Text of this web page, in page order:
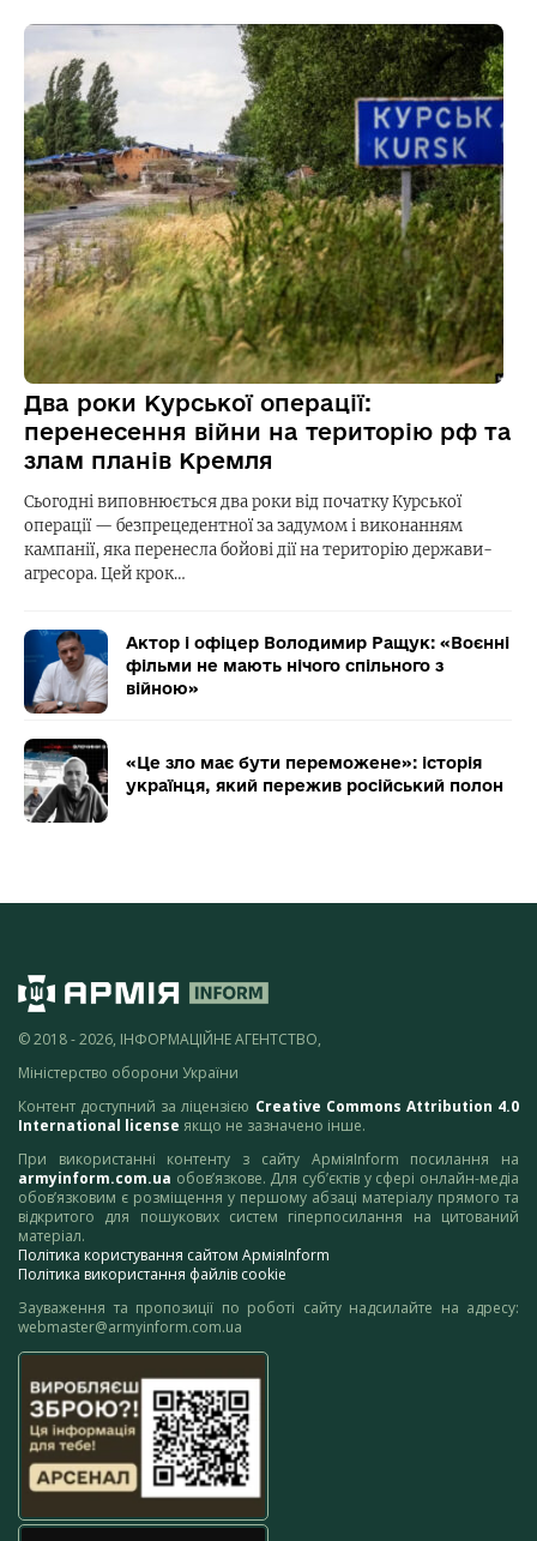
Два роки Курської операції:
перенесення війни на територію рф та
злам планів Кремля
Сьогодні виповнюється два роки від початку Курської
операції — безпрецедентної за задумом і виконанням
кампанії, яка перенесла бойові дії на територію держави-
агресора. Цей крок…
Актор і офіцер Володимир Ращук: «Воєнні
фільми не мають нічого спільного з
війною»
«Це зло має бути переможене»: історія
українця, який пережив російський полон
© 2018 - 2026, ІНФОРМАЦІЙНЕ АГЕНТСТВО,
Міністерство оборони України
Контент доступний за ліцензією Creative Commons Attribution 4.0
International license якщо не зазначено інше.
При використанні контенту з сайту АрміяInform посилання на
armyinform.com.ua обов’язкове. Для суб’єктів у сфері онлайн-медіа
обов’язковим є розміщення у першому абзаці матеріалу прямого та
відкритого для пошукових систем гіперпосилання на цитований
матеріал.
Політика користування сайтом АрміяInform
Політика використання файлів cookie
Зауваження та пропозиції по роботі сайту надсилайте на адресу:
webmaster@armyinform.com.ua